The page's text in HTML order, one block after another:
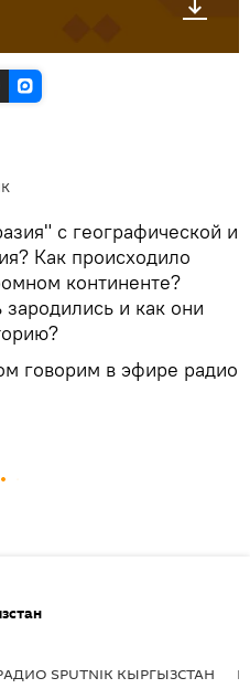
с географической и
Как происходило
континенте?
и как они
говорим в эфире радио
SPUTNIK КЫРГЫЗСТАН